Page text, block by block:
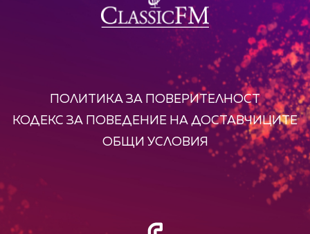
ПОЛИТИКА ЗА ПОВЕРИТЕЛНОСТ
КОДЕКС ЗА ПОВЕДЕНИЕ НА ДОСТАВЧИЦИТЕ
ОБЩИ УСЛОВИЯ